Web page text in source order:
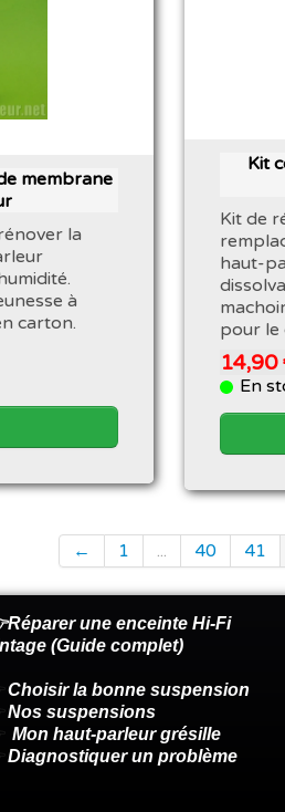
membrane
la
à
carton.
Kit
Kit de
haut-
pour le
14,90
En
← 1 ... 40 41
une enceinte Hi-Fi
(Guide complet)
Choisir la bonne suspension
Nos suspensions
Mon haut-parleur grésille
Diagnostiquer un problème